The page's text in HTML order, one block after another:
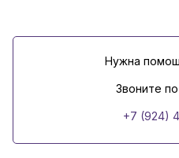
Нужна
Звоните
+7 (924)